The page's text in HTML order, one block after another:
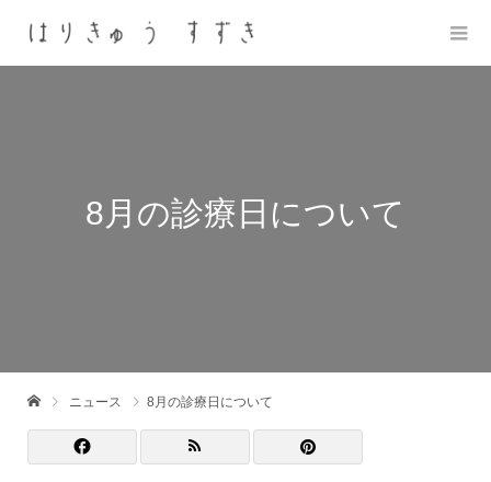
8月の診療日について
ニュース 8月の診療日について